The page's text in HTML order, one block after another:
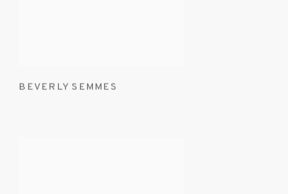
BEVERLY SEMMES